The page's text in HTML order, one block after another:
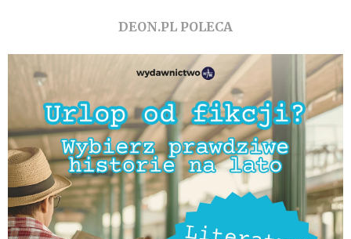
DEON.PL POLECA